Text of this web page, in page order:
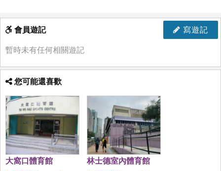
寫遊記
會員遊記
暫時未有任何相關遊記
您可能還喜歡
大窩口體育館 林士德室內體育館